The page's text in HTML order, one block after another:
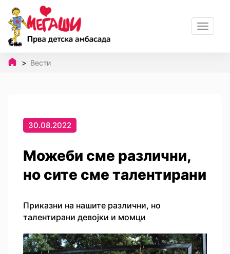
Toggle
Вести
30.08.2022
Можеби сме различни,
но сите сме талентирани
Приказни на нашите различни, но
талентирани девојки и момци